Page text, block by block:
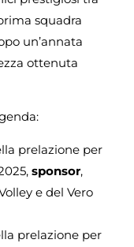
squadra
un’annata
ottenuta
prelazione per
sponsor,
e del Vero
prelazione per